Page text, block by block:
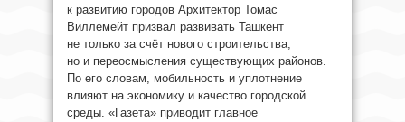
к развитию городов Архитектор Томас
Виллемейт призвал развивать Ташкент
не только за счёт нового строительства,
но и переосмысления существующих районов.
По его словам, мобильность и уплотнение
влияют на экономику и качество городской
среды. «Газета» приводит главное